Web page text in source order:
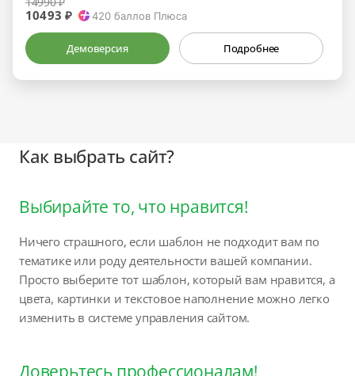
10493 ₽ 420 баллов Плюса
Демоверсия Подробнее
Как выбрать сайт?
Выбирайте то, что нравится!
Ничего страшного, если шаблон не подходит вам по
тематике или роду деятельности вашей компании.
Просто выберите тот шаблон, который вам нравится, а
цвета, картинки и текстовое наполнение можно легко
изменить в системе управления сайтом.
Доверьтесь профессионалам!